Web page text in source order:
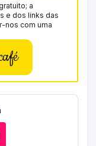
a
e dos links das
nos com uma